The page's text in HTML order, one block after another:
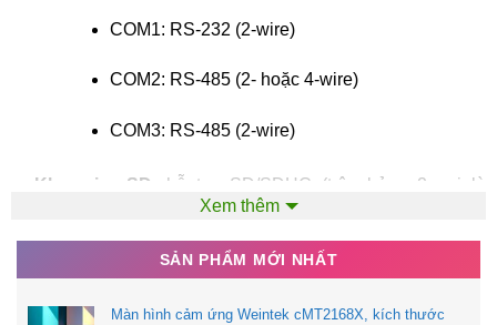
COM1: RS‑232 (2‑wire)
COM2: RS‑485 (2‑ hoặc 4‑wire)
COM3: RS‑485 (2‑wire)
Khe microSD
: hỗ trợ SD/SDHC (trên bản v2 gọi là
: tích hợp đồng hồ thời gian thực
Xem thêm
SẢN PHẨM MỚI NHẤT
Màn hình cảm ứng Weintek cMT2168X, kích thước